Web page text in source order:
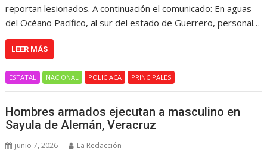
reportan lesionados. A continuación el comunicado: En aguas
del Océano Pacífico, al sur del estado de Guerrero, personal…
LEER MÁS
ESTATAL NACIONAL POLICIACA PRINCIPALES
Hombres armados ejecutan a masculino en
Sayula de Alemán, Veracruz
junio 7, 2026 La Redacción